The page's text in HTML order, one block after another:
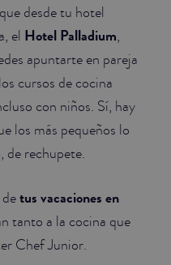
desde tu hotel
el Hotel Palladium,
apuntarte en pareja
cursos de cocina
con niños. Sí, hay
los más pequeños lo
de rechupete.
tus vacaciones en
tanto a la cocina que
Chef Junior.